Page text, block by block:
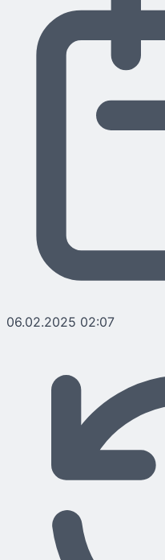
06.02.2025 02:07